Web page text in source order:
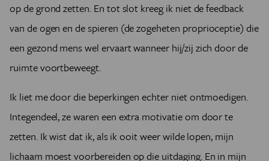
op de grond zetten. En tot slot kreeg ik niet de feedback
van de ogen en de spieren (de zogeheten proprioceptie) die
een gezond mens wel ervaart wanneer hij/zij zich door de
ruimte voortbeweegt.
Ik liet me door die beperkingen echter niet ontmoedigen.
Integendeel, ze waren een extra motivatie om door te
zetten. Ik wist dat ik, als ik ooit weer wilde lopen, mijn
lichaam moest voorbereiden op die uitdaging. En in mijn